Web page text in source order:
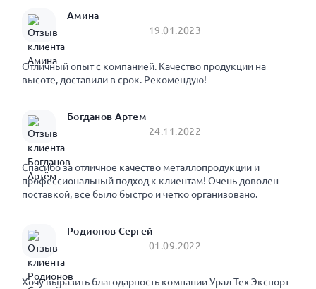
Амина
19.01.2023
Отличный опыт с компанией. Качество продукции на
высоте, доставили в срок. Рекомендую!
Богданов Артём
24.11.2022
Спасибо за отличное качество металлопродукции и
профессиональный подход к клиентам! Очень доволен
поставкой, все было быстро и четко организовано.
Родионов Сергей
01.09.2022
Хочу выразить благодарность компании Урал Тех Экспорт